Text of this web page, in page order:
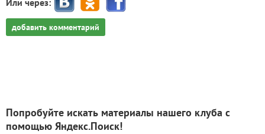
добавить комментарий
Попробуйте искать материалы нашего клуба с
помощью Яндекс.Поиск!